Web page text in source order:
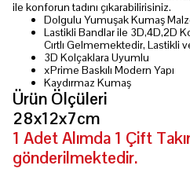
ile konforun tadını çıkarabilirisiniz.
Dolgulu Yumuşak Kumaş
Lastikli Bandlar ile 3D,4D,2D
Cırtlı Gelmemektedir, Lastikli
3D Kolçaklara Uyumlu
xPrime Baskılı Modern Yapı
Kaydırmaz Kumaş
Ürün Ölçüleri
28x12x7cm
1 Adet Alımda 1 Çift
gönderilmektedir.